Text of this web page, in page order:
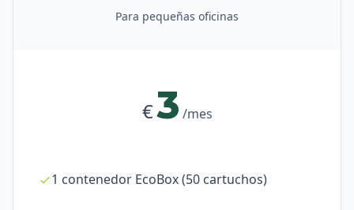
Para pequeñas oficinas
€3 /mes
1 contenedor EcoBox (50 cartuchos)